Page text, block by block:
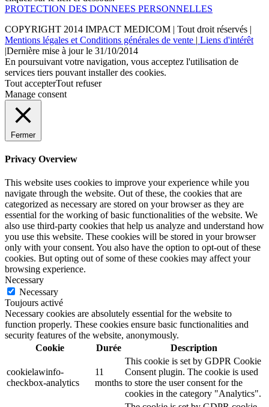
PROTECTION DES DONNEES PERSONNELLES
COPYRIGHT 2014 IMPACT MEDICOM | Tout droit réservés |
Mentions légales et Conditions générales de vente | Liens d'intérêt
|Dernière mise à jour le 31/10/2014
En poursuivant votre navigation, vous acceptez l'utilisation de
services tiers pouvant installer des cookies.
Tout accepterTout refuser
Manage consent
Fermer
Privacy Overview
This website uses cookies to improve your experience while you
navigate through the website. Out of these, the cookies that are
categorized as necessary are stored on your browser as they are
essential for the working of basic functionalities of the website. We
also use third-party cookies that help us analyze and understand how
you use this website. These cookies will be stored in your browser
only with your consent. You also have the option to opt-out of these
cookies. But opting out of some of these cookies may affect your
browsing experience.
Necessary
Necessary
Toujours activé
Necessary cookies are absolutely essential for the website to
function properly. These cookies ensure basic functionalities and
security features of the website, anonymously.
Cookie
Durée Description
cookielawinfo-
checkbox-analytics
11
months
This cookie is set by GDPR Cookie
Consent plugin. The cookie is used
to store the user consent for the
cookies in the category "Analytics".